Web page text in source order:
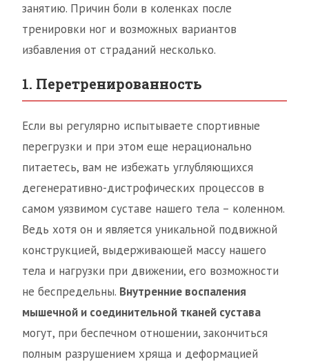
занятию. Причин боли в коленках после
тренировки ног и возможных вариантов
избавления от страданий несколько.
1. Перетренированность
Если вы регулярно испытываете спортивные
перегрузки и при этом еще нерационально
питаетесь, вам не избежать углубляющихся
дегенеративно-дистрофических процессов в
самом уязвимом суставе нашего тела – коленном.
Ведь хотя он и является уникальной подвижной
конструкцией, выдерживающей массу нашего
тела и нагрузки при движении, его возможности
не беспредельны. Внутренние воспаления
мышечной и соединительной тканей сустава
могут, при беспечном отношении, закончиться
полным разрушением хряща и деформацией